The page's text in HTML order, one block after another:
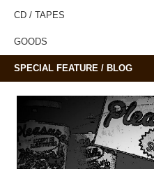
CD / TAPES
GOODS
SPECIAL FEATURE / BLOG